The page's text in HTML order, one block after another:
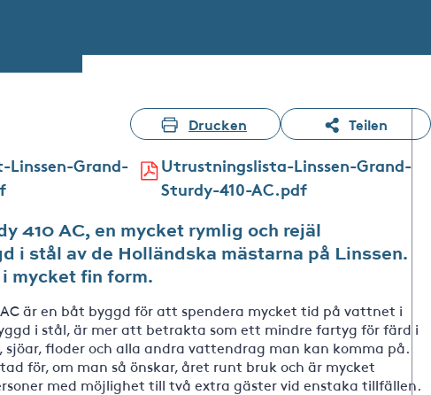
Drucken Teilen
Grand-
Utrustningslista-Linssen-Grand-
Sturdy-410-AC.pdf
410 AC, en mycket rymlig och rejäl
i stål av de Holländska mästarna på Linssen.
mycket fin form.
AC är en båt byggd för att spendera mycket tid på vattnet i
i stål, är mer att betrakta som ett mindre fartyg för färd i
floder och alla andra vattendrag man kan komma på.
för, om man så önskar, året runt bruk och är mycket
med möjlighet till två extra gäster vid enstaka tillfällen.